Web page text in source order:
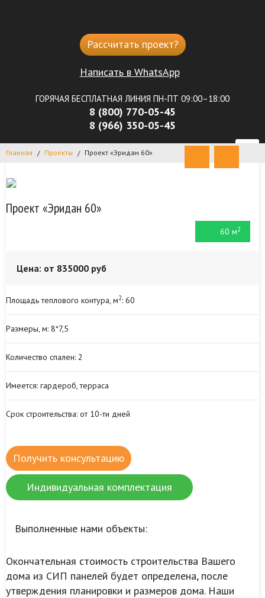
Рассчитать проект?
Написать в WhatsApp
ГОРЯЧАЯ БЕСПЛАТНАЯ ЛИНИЯ ПН-ПТ 09:00–18:00
8 (800) 770-05-45
8 (966) 350-05-45
Главная / Проекты / Проект «Эридан 60»
Проект «Эридан 60»
60 м2
Цена: от 835000 руб
Площадь теплового контура, м2: 60
Размеры, м: 8*7,5
Количество спален: 2
Имеется: гардероб, терраса
Срок строительства: от 10-ти дней
Получить консультацию
Индивидуальная комплектация
Выполненные нами объекты:
Окончательная стоимость строительства Вашего
дома из СИП панелей будет определена, после
утверждения планировки и размеров дома. Наши